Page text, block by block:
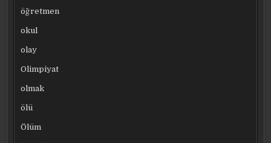
öğretmen
okul
olay
Olimpiyat
olmak
ölü
Ölüm